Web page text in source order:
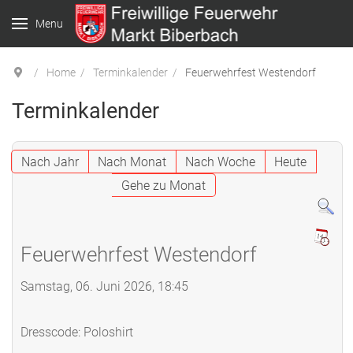
Menu
Home Terminkalender Feuerwehrfest Westendorf
Terminkalender
Nach Jahr Nach Monat Nach Woche
Heute
Gehe zu Monat
Feuerwehrfest Westendorf
Samstag, 06. Juni 2026, 18:45
Dresscode: Poloshirt